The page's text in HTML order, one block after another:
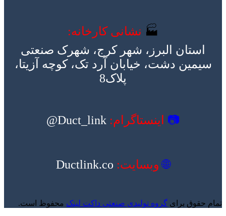
🏭 نشانی کارخانه:
استان البرز، شهر کرج، شهرک صنعتی
سیمین دشت، خیابان آرد تک، کوچه آزیتا،
پلاک8
📷 اینستاگرام:
🌐 وبسایت:
تمام حقوق برای گروه تولیدی صنعتی داکت لینک محفوظ است.